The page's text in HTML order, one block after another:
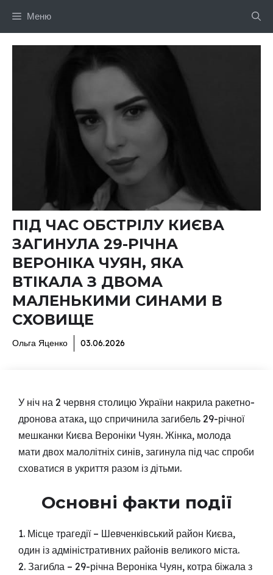
Меню
ПІД ЧАС ОБСТРІЛУ КИЄВА
ЗАГИНУЛА 29-РІЧНА
ВЕРОНІКА ЧУЯН, ЯКА
ВТІКАЛА З ДВОМА
МАЛЕНЬКИМИ СИНАМИ В
СХОВИЩЕ
Ольга Яценко 03.06.2026
У ніч на 2 червня столицю України накрила ракетно-
дронова атака, що спричинила загибель 29-річної
мешканки Києва Вероніки Чуян. Жінка, молода
мати двох малолітніх синів, загинула під час спроби
сховатися в укриття разом із дітьми.
Основні факти події
1. Місце трагедії – Шевченківський район Києва,
один із адміністративних районів великого міста.
2. Загибла – 29-річна Вероніка Чуян, котра біжала з